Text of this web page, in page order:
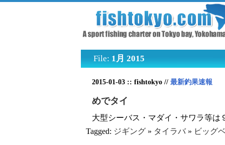
File: 1月 2015
2015-01-03 :: fishtokyo // 最新釣果速報
めでタイ
大型シーバス・マダイ・サワラ等
Tagged: ジギング» タイラバ» ビッグ